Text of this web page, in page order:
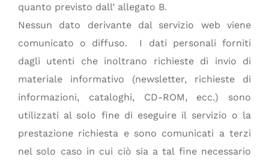
quanto previsto dall’ allegato B.
Nessun dato derivante dal servizio web viene
comunicato o diffuso. I dati personali forniti
dagli utenti che inoltrano richieste di invio di
materiale informativo (newsletter, richieste di
informazioni, cataloghi, CD-ROM, ecc.) sono
utilizzati al solo fine di eseguire il servizio o la
prestazione richiesta e sono comunicati a terzi
nel solo caso in cui ciò sia a tal fine necessario